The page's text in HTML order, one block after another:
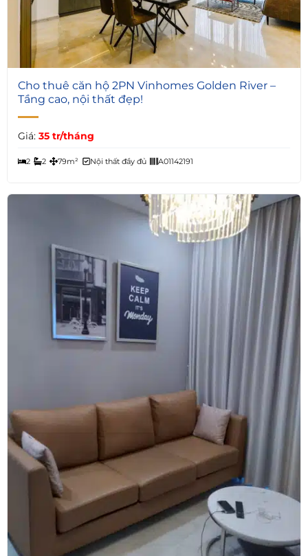
6
Cho thuê căn hộ 2PN Vinhomes Golden River –
Tầng cao, nội thất đẹp!
Giá: 35 tr/tháng
2 2 79m² Nội thất đầy đủ A01142191